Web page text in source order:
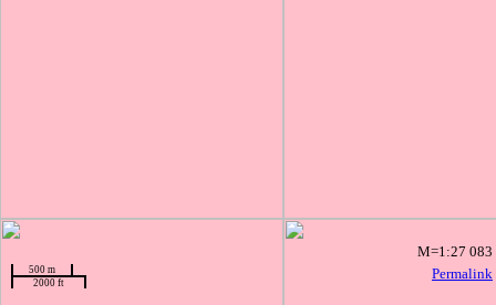
Permalink
500 m
2000 ft
M=1:27 083